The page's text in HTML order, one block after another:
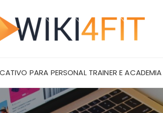
PARA PERSONAL TRAINER E ACADEMIA